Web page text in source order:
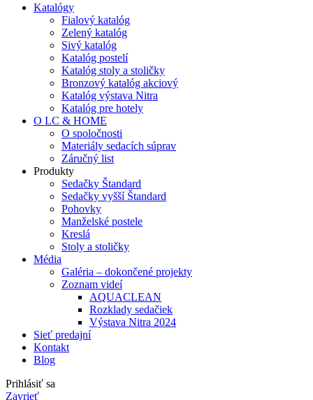
Katalógy
Fialový katalóg
Zelený katalóg
Sivý katalóg
Katalóg postelí
Katalóg stoly a stoličky
Bronzový katalóg akciový
Katalóg výstava Nitra
Katalóg pre hotely
O LC & HOME
O spoločnosti
Materiály sedacích súprav
Záručný list
Produkty
Sedačky Štandard
Sedačky vyšší Štandard
Pohovky
Manželské postele
Kreslá
Stoly a stoličky
Média
Galéria – dokončené projekty
Zoznam videí
AQUACLEAN
Rozklady sedačiek
Výstava Nitra 2024
Sieť predajní
Kontakt
Blog
Prihlásiť sa
Zavrieť